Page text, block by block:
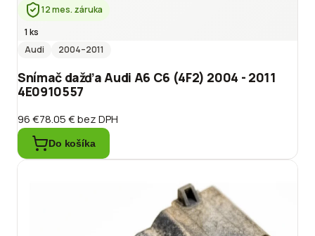
12 mes. záruka
1 ks
Audi
2004–2011
Snímač dažďa Audi A6 C6 (4F2) 2004 - 2011
4E0910557
96 €78.05 €bez DPH
Do košíka